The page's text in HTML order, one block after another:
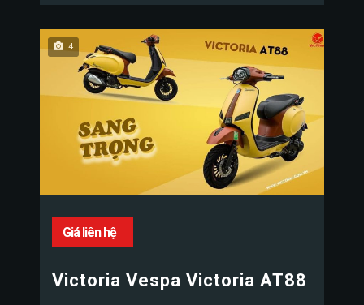
4
Giá liên hệ
Victoria Vespa Victoria AT88